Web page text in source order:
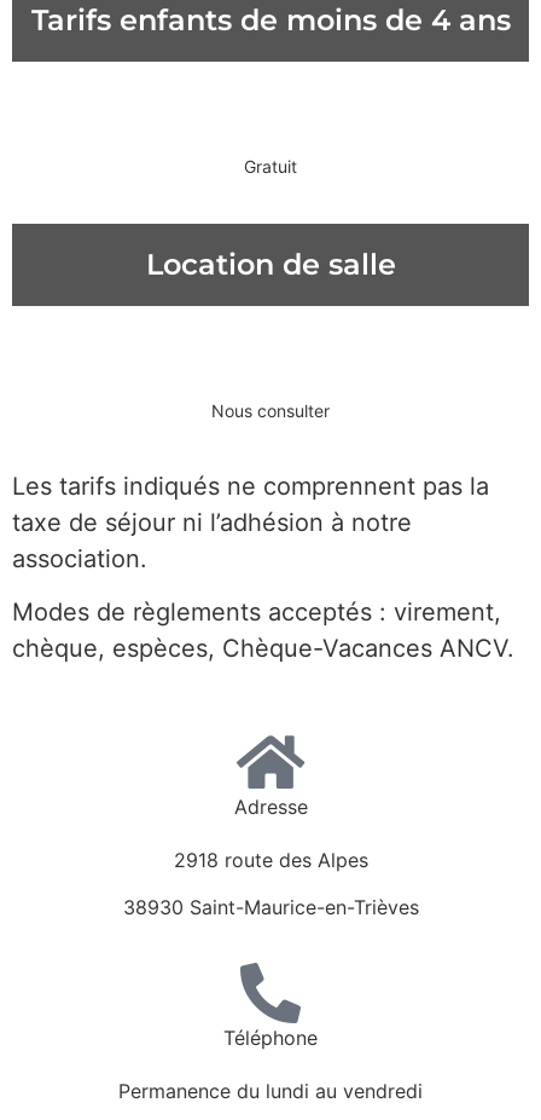
Tarifs enfants de moins de 4 ans
Gratuit
Location de salle
Nous consulter
Les tarifs indiqués ne comprennent pas la
taxe de séjour ni l’adhésion à notre
association.
Modes de règlements acceptés : virement,
chèque, espèces, Chèque-Vacances ANCV.
Adresse
2918 route des Alpes
38930 Saint-Maurice-en-Trièves
Téléphone
Permanence du lundi au vendredi